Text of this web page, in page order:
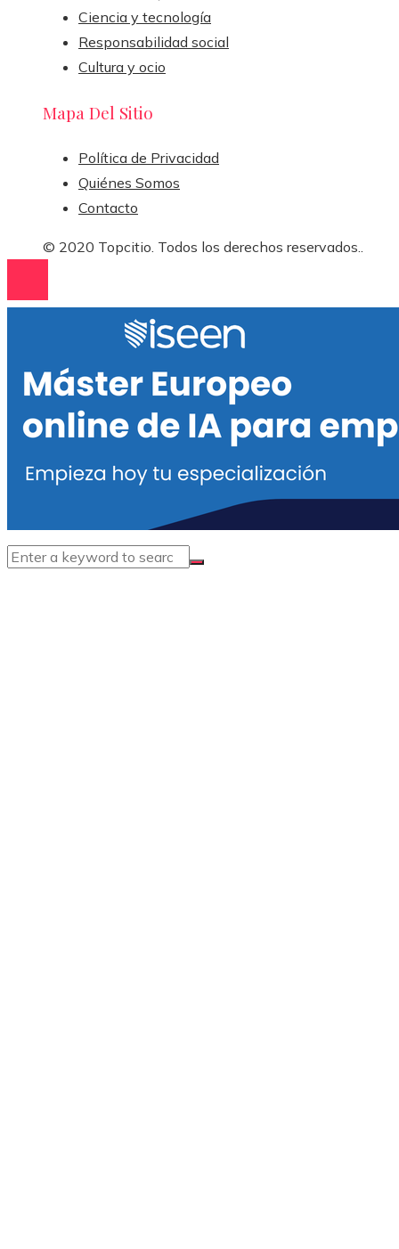
Ciencia y tecnología
Responsabilidad social
Cultura y ocio
Mapa Del Sitio
Política de Privacidad
Quiénes Somos
Contacto
© 2020 Topcitio. Todos los derechos reservados..